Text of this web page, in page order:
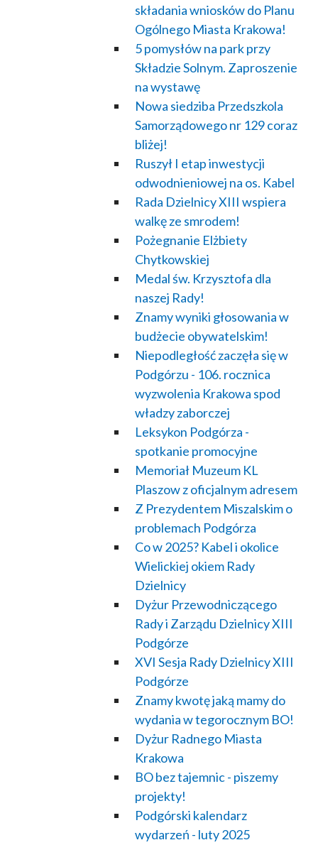
składania wniosków do Planu
Ogólnego Miasta Krakowa!
5 pomysłów na park przy
Składzie Solnym. Zaproszenie
na wystawę
Nowa siedziba Przedszkola
Samorządowego nr 129 coraz
bliżej!
Ruszył I etap inwestycji
odwodnieniowej na os. Kabel
Rada Dzielnicy XIII wspiera
walkę ze smrodem!
Pożegnanie Elżbiety
Chytkowskiej
Medal św. Krzysztofa dla
naszej Rady!
Znamy wyniki głosowania w
budżecie obywatelskim!
Niepodległość zaczęła się w
Podgórzu - 106. rocznica
wyzwolenia Krakowa spod
władzy zaborczej
Leksykon Podgórza -
spotkanie promocyjne
Memoriał Muzeum KL
Plaszow z oficjalnym adresem
Z Prezydentem Miszalskim o
problemach Podgórza
Co w 2025? Kabel i okolice
Wielickiej okiem Rady
Dzielnicy
Dyżur Przewodniczącego
Rady i Zarządu Dzielnicy XIII
Podgórze
XVI Sesja Rady Dzielnicy XIII
Podgórze
Znamy kwotę jaką mamy do
wydania w tegorocznym BO!
Dyżur Radnego Miasta
Krakowa
BO bez tajemnic - piszemy
projekty!
Podgórski kalendarz
wydarzeń - luty 2025